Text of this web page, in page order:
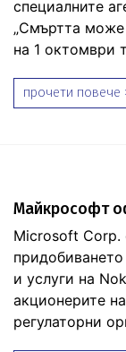
специалните
„Смъртта може
на 1 октомври
прочети повече
Майкрософт
Microsoft Corp.
и услуги на
акционерите
регулаторни